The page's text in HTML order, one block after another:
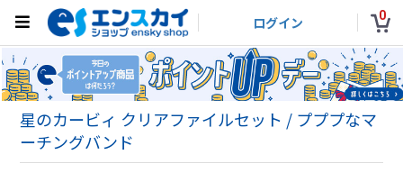
ログイン 0
星のカービィ クリアファイルセット / プププなマ
ーチングバンド